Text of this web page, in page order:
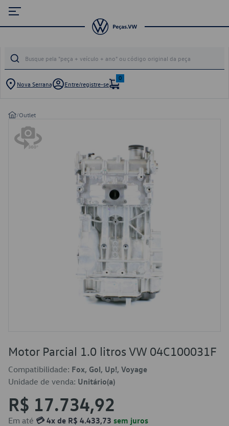
Nova Serrana Entre/registre-se
0
/Outlet
Motor Parcial 1.0 litros VW 04C100031F
Compatibilidade: Fox, Gol, Up!, Voyage
Unidade de venda: Unitário(a)
R$ 17.734,92
Em até 💳 4x de R$ 4.433,73 sem juros